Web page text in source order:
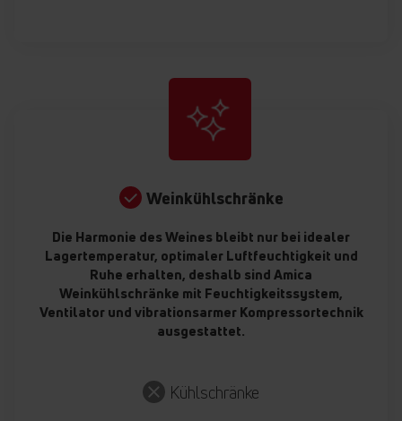
Weinkühlschränke
Die Harmonie des Weines bleibt nur bei idealer
Lagertemperatur, optimaler Luftfeuchtigkeit und
Ruhe erhalten, deshalb sind Amica
Weinkühlschränke mit Feuchtigkeitssystem,
Ventilator und vibrationsarmer Kompressortechnik
ausgestattet.
Kühlschränke